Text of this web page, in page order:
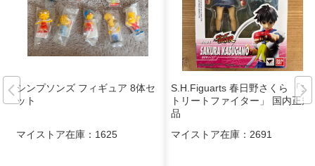
シンプソンズ フィギュア 8体セ
ット
マイストア在庫： 1625
S.H.Figuarts 春日野さくら 「ス
トリートファイター」 国内正規
品
マイストア在庫： 2691